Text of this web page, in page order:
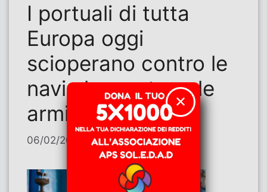
I portuali di tutta
Europa oggi
scioperano contro le
navi che portano le
armi
06/02/2026 diContributi
✕